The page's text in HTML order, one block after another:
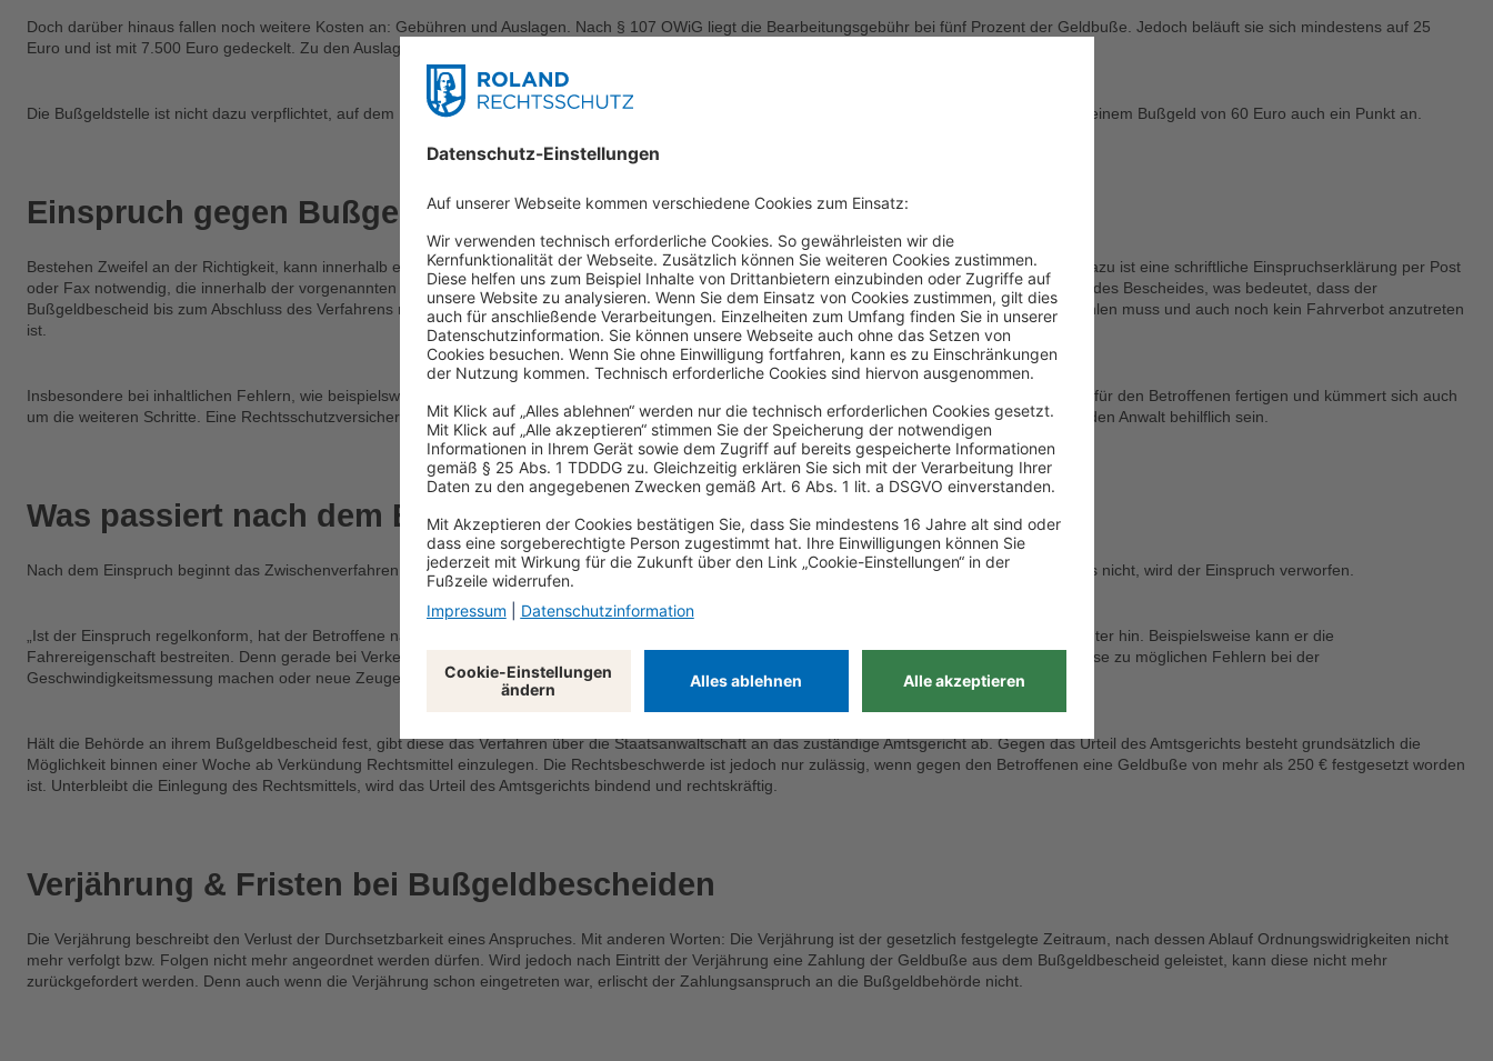
Doch darüber hinaus fallen noch weitere Kosten an: Gebühren und Auslagen. Nach § 107 OWiG liegt die Bearbeitungsgebühr bei fünf Prozent der Geldbuße. Jedoch beläuft sie sich mindestens auf 25
Euro und ist mit 7.500 Euro gedeckelt. Zu den Auslagen zählen beispielsweise Kosten für Postzustellungen, Bekanntmachungen oder Reisekosten.
Die Bußgeldstelle ist nicht dazu verpflichtet, auf dem Bußgeldbescheid mitzuteilen, ob und wie viele Punkte in Flensburg anfallen. Grundsätzlich fällt ab einem Bußgeld von 60 Euro auch ein Punkt an.
Einspruch gegen Bußgeldbescheid – das musst du wissen!
Bestehen Zweifel an der Richtigkeit, kann innerhalb einer Frist von 14 Tagen ab Zustellung Einspruch gegen den Bußgeldbescheid eingelegt werden. Dazu ist eine schriftliche Einspruchserklärung per Post
oder Fax notwendig, die innerhalb der vorgenannten Einspruchsfrist bei der Behörde eingegangen sein muss. Der Einspruch verhindert die Rechtskraft des Bescheides, was bedeutet, dass der
Bußgeldbescheid bis zum Abschluss des Verfahrens nicht vollstreckbar ist. Das hat u.a. zur Folge, dass der Betroffene die Geldbuße vorerst nicht bezahlen muss und auch noch kein Fahrverbot anzutreten
ist.
Insbesondere bei inhaltlichen Fehlern, wie beispielsweise Messfehlern, ist es empfehlenswert, einen Anwalt zu Rate zu ziehen. Er kann eine Einlassung für den Betroffenen fertigen und kümmert sich auch
um die weiteren Schritte. Eine Rechtsschutzversicherung kann bei der Übernahme der Anwalts- und Gerichtskosten und der Suche nach einem passenden Anwalt behilflich sein.
Was passiert nach dem Einspruch gegen den Bußgeldbescheid?
Nach dem Einspruch beginnt das Zwischenverfahren. Hierbei prüft die Behörde, ob der Einspruch formal richtig ist und die Frist eingehalten wurde. Falls nicht, wird der Einspruch verworfen.
„Ist der Einspruch regelkonform, hat der Betroffene nach § 55 OWiG das Recht auf Anhörung im Bußgeldverfahren”, weist Anwältin Carolin Milbach-Richter hin. Beispielsweise kann er die
Fahrereigenschaft bestreiten. Denn gerade bei Verkehrsdelikten ist nicht immer der angeschriebene Fahrzeughalter der Täter. Ebenfalls kann er Hinweise zu möglichen Fehlern bei der
Geschwindigkeitsmessung machen oder neue Zeugen benennen.
Hält die Behörde an ihrem Bußgeldbescheid fest, gibt diese das Verfahren über die Staatsanwaltschaft an das zuständige Amtsgericht ab. Gegen das Urteil des Amtsgerichts besteht grundsätzlich die
Möglichkeit binnen einer Woche ab Verkündung Rechtsmittel einzulegen. Die Rechtsbeschwerde ist jedoch nur zulässig, wenn gegen den Betroffenen eine Geldbuße von mehr als 250 € festgesetzt worden
ist. Unterbleibt die Einlegung des Rechtsmittels, wird das Urteil des Amtsgerichts bindend und rechtskräftig.
Verjährung & Fristen bei Bußgeldbescheiden
Die Verjährung beschreibt den Verlust der Durchsetzbarkeit eines Anspruches. Mit anderen Worten: Die Verjährung ist der gesetzlich festgelegte Zeitraum, nach dessen Ablauf Ordnungswidrigkeiten nicht
mehr verfolgt bzw. Folgen nicht mehr angeordnet werden dürfen. Wird jedoch nach Eintritt der Verjährung eine Zahlung der Geldbuße aus dem Bußgeldbescheid geleistet, kann diese nicht mehr
zurückgefordert werden. Denn auch wenn die Verjährung schon eingetreten war, erlischt der Zahlungsanspruch an die Bußgeldbehörde nicht.